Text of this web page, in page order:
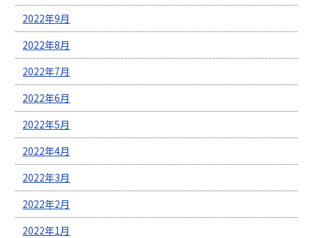
2022年9月
2022年8月
2022年7月
2022年6月
2022年5月
2022年4月
2022年3月
2022年2月
2022年1月